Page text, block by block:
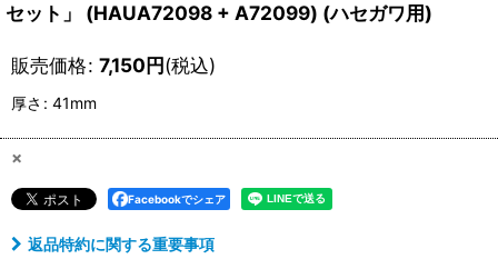
セット」 (HAUA72098 + A72099) (ハセガワ用)
販売価格: 7,150円(税込)
厚さ : 41mm
×
Facebookでシェア
返品特約に関する重要事項